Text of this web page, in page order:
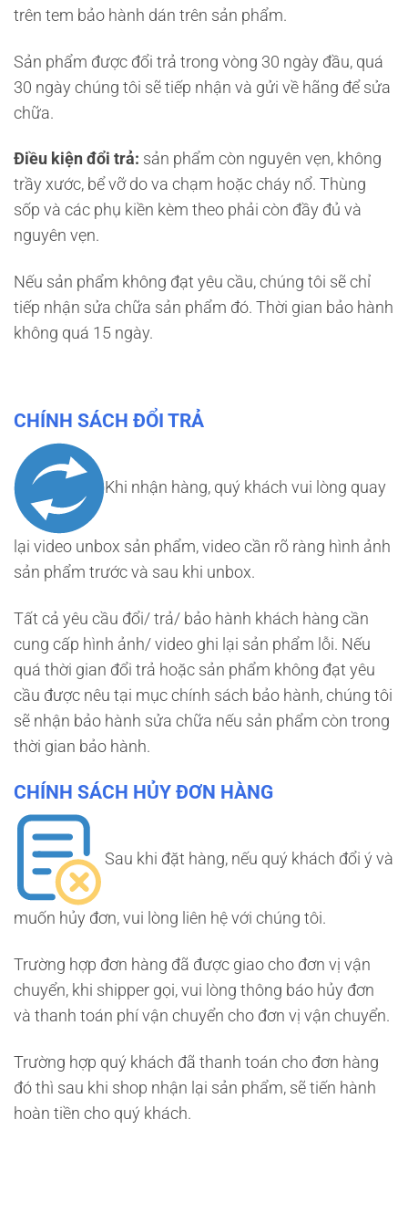
trên tem bảo hành dán trên sản phẩm.
Sản phẩm được đổi trả trong vòng 30 ngày đầu, quá
30 ngày chúng tôi sẽ tiếp nhận và gửi về hãng để sửa
chữa.
Điều kiện đổi trả: sản phẩm còn nguyên vẹn, không
trầy xước, bể vỡ do va chạm hoặc cháy nổ. Thùng
sốp và các phụ kiền kèm theo phải còn đầy đủ và
nguyên vẹn.
Nếu sản phẩm không đạt yêu cầu, chúng tôi sẽ chỉ
tiếp nhận sửa chữa sản phẩm đó. Thời gian bảo hành
không quá 15 ngày.
CHÍNH SÁCH ĐỔI TRẢ
Khi nhận hàng, quý khách vui lòng quay
lại video unbox sản phẩm, video cần rõ ràng hình ảnh
sản phẩm trước và sau khi unbox.
Tất cả yêu cầu đổi/ trả/ bảo hành khách hàng cần
cung cấp hình ảnh/ video ghi lại sản phẩm lỗi. Nếu
quá thời gian đổi trả hoặc sản phẩm không đạt yêu
cầu được nêu tại mục chính sách bảo hành, chúng tôi
sẽ nhận bảo hành sửa chữa nếu sản phẩm còn trong
thời gian bảo hành.
CHÍNH SÁCH HỦY ĐƠN HÀNG
Sau khi đặt hàng, nếu quý khách đổi ý và
muốn hủy đơn, vui lòng liên hệ với chúng tôi.
Trường hợp đơn hàng đã được giao cho đơn vị vận
chuyển, khi shipper gọi, vui lòng thông báo hủy đơn
và thanh toán phí vận chuyển cho đơn vị vận chuyển.
Trường hợp quý khách đã thanh toán cho đơn hàng
đó thì sau khi shop nhận lại sản phẩm, sẽ tiến hành
hoàn tiền cho quý khách.